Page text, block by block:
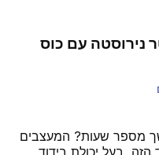
מספר שעות? המעצבים
בעל יכולת בידוד